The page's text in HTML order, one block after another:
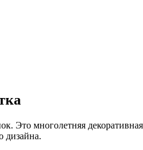
Это многолетняя
дизайна.